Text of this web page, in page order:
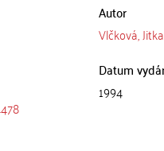
Autor
Vlčková, Jitka
Datum
1994